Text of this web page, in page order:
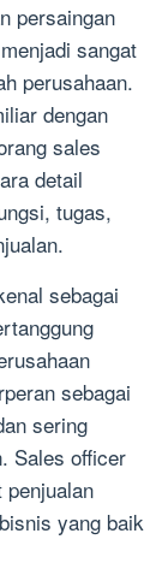
persaingan
sangat
perusahaan.
dengan
sales
detail
tugas,
sebagai
sebagai
sering
Sales officer
penjualan
yang baik